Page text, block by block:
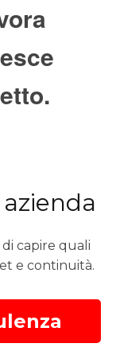
capire quali
e continuità.